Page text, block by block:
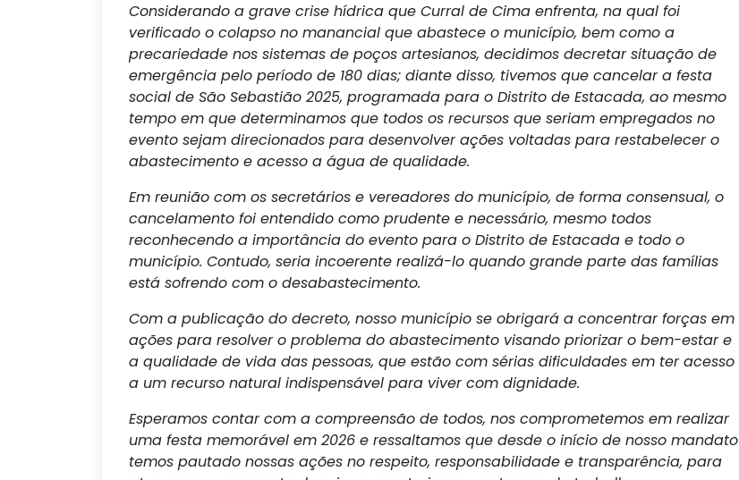
Considerando a grave crise hídrica que Curral de Cima enfrenta, na qual foi
verificado o colapso no manancial que abastece o município, bem como a
precariedade nos sistemas de poços artesianos, decidimos decretar situação de
emergência pelo período de 180 dias; diante disso, tivemos que cancelar a festa
social de São Sebastião 2025, programada para o Distrito de Estacada, ao mesmo
tempo em que determinamos que todos os recursos que seriam empregados no
evento sejam direcionados para desenvolver ações voltadas para restabelecer o
abastecimento e acesso a água de qualidade.
Em reunião com os secretários e vereadores do município, de forma consensual, o
cancelamento foi entendido como prudente e necessário, mesmo todos
reconhecendo a importância do evento para o Distrito de Estacada e todo o
município. Contudo, seria incoerente realizá-lo quando grande parte das famílias
está sofrendo com o desabastecimento.
Com a publicação do decreto, nosso município se obrigará a concentrar forças em
ações para resolver o problema do abastecimento visando priorizar o bem-estar e
a qualidade de vida das pessoas, que estão com sérias dificuldades em ter acesso
a um recurso natural indispensável para viver com dignidade.
Esperamos contar com a compreensão de todos, nos comprometemos em realizar
uma festa memorável em 2026 e ressaltamos que desde o início de nosso mandato
temos pautado nossas ações no respeito, responsabilidade e transparência, para